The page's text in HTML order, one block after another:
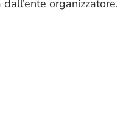
organizzatore.